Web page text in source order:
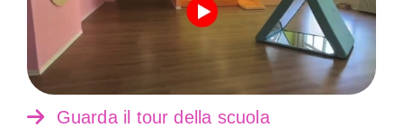
Guarda il tour della scuola